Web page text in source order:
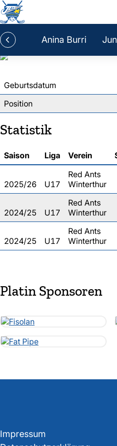
Anina Burri
Livia Bründler
Geburtsdatum
Position
Statistik
Saison Liga Verein
2025/26 U17
Red Ants
Winterthur
2024/25 U17
Red Ants
Winterthur
2024/25 U17
Red Ants
Winterthur
Platin Sponsoren
Impressum